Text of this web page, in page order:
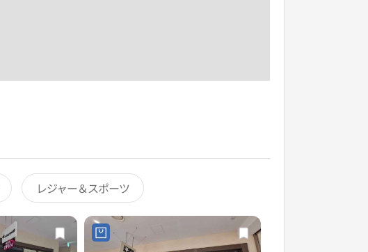
レジャー＆スポーツ